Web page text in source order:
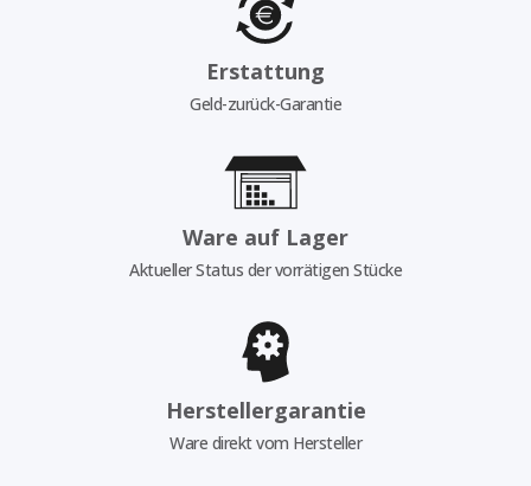
Erstattung
Geld-zurück-Garantie
Ware auf Lager
Aktueller Status der vorrätigen Stücke
Herstellergarantie
Ware direkt vom Hersteller